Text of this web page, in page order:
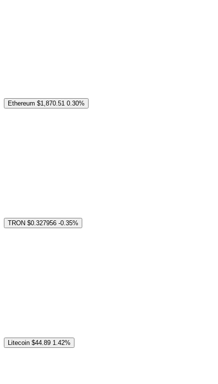
Ethereum $1,870.51 0.30%
TRON $0.327956 -0.35%
Litecoin $44.89 1.42%